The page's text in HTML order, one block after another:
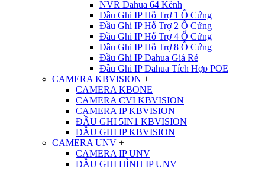
NVR Dahua 64 Kênh
Đầu Ghi IP Hỗ Trợ 1 Ổ Cứng
Đầu Ghi IP Hỗ Trợ 2 Ổ Cứng
Đầu Ghi IP Hỗ Trợ 4 Ổ Cứng
Đầu Ghi IP Hỗ Trợ 8 Ổ Cứng
Đầu Ghi IP Dahua Giá Rẻ
Đầu Ghi IP Dahua Tích Hợp POE
CAMERA KBVISION +
CAMERA KBONE
CAMERA CVI KBVISION
CAMERA IP KBVISION
ĐẦU GHI 5IN1 KBVISION
ĐẦU GHI IP KBVISION
CAMERA UNV +
CAMERA IP UNV
ĐẦU GHI HÌNH IP UNV